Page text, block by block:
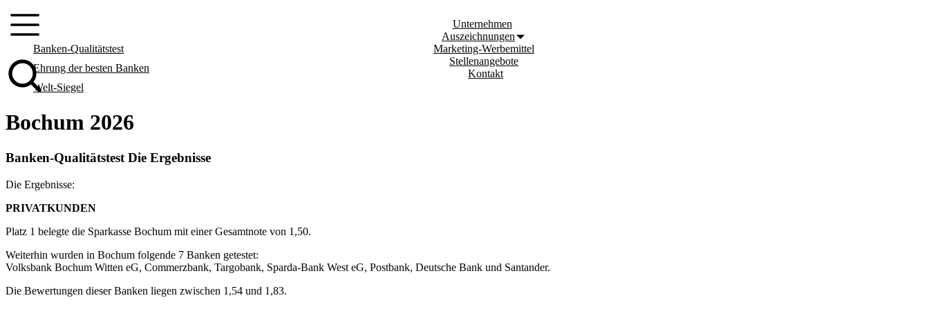
Inhalt
springen
Unternehmen
Auszeichnungen
Banken-Qualitätstest
Ehrung der besten Banken
Welt-Siegel
Marketing-Werbemittel
Stellenangebote
Kontakt
Bochum 2026
Banken-Qualitätstest Die Ergebnisse
Die Ergebnisse:
PRIVATKUNDEN
Platz 1 belegte die Sparkasse Bochum mit einer Gesamtnote von 1,50.
Weiterhin wurden in Bochum folgende 7 Banken getestet:
Volksbank Bochum Witten eG, Commerzbank, Targobank, Sparda-Bank West eG, Postbank, Deutsche Bank und Santander.
Die Bewertungen dieser Banken liegen zwischen 1,54 und 1,83.